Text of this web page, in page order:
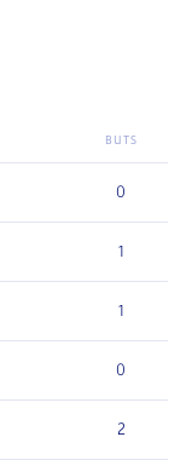
BUTS
0
1
1
0
2